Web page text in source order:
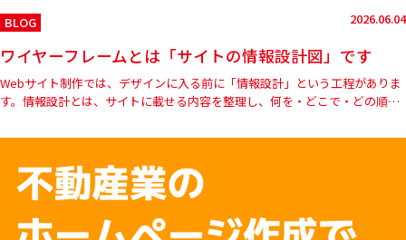
BLOG 2026.06.04
ワイヤーフレームとは「サイトの情報設計図」です
Webサイト制作では、デザインに入る前に「情報設計」という工程がありま
す。情報設計とは、サイトに載せる内容を整理し、何を・どこで・どの順番